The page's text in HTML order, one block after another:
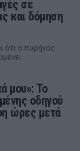
σε
και δόμηση
ότι ο πυρήνας
μου»: Το
οδηγού
ώρες μετά